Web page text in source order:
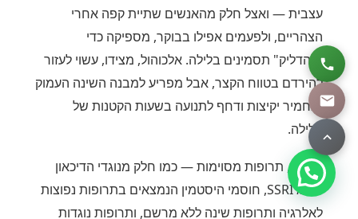
עצבית — ואצל חלק מהאנשים שתיית קפה אחרי
הצהריים, ולפעמים אפילו בבוקר, מספיקה כדי
"להדליק" תסמינים בלילה. אלכוהול, מצידו, עשוי לעזור
להירדם בטווח הקצר, אבל מפריע למבנה השינה העמוק
ומחמיר יקיצות ודחף לתנועה בשעות הקטנות של
הלילה.
בנוסף, תרופות מסוימות — כמו חלק מנוגדי הדיכאון
מסוג SSRI, חוסמי היסטמין הנמצאים בתרופות נפוצות
לאלרגיה ותרופות שינה ללא מרשם, ותרופות נוגדות